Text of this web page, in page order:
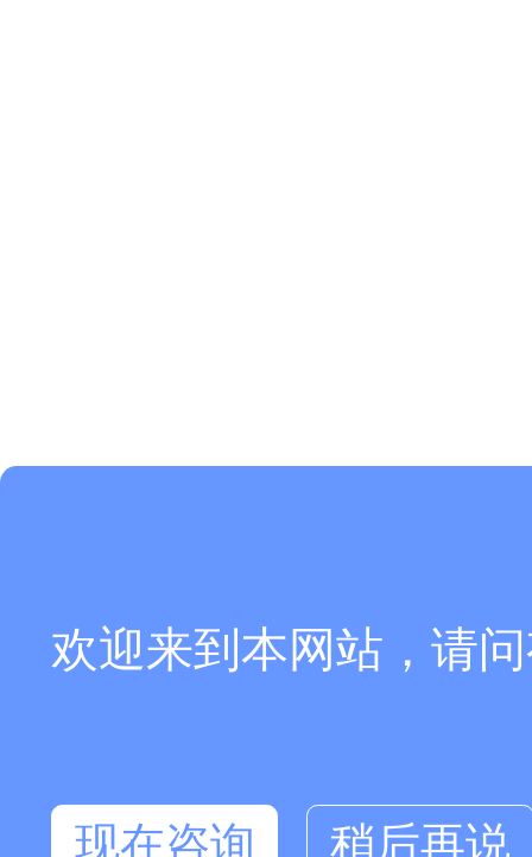
欢迎来到本网站，请
现在咨询 稍后再说